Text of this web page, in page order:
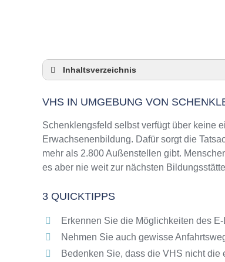
Inhaltsverzeichnis
3 Quicktipps
Checkliste: VHS-Kurse rund um
Keine VHS in Schenklengsfeld
Online-Kurse: Pro und Contra
Online-Kurse als alternative
Das bundesweite Netzwerk der
Abendschulen rund um
Checkliste: So erkennen Sie gute
VHS IN UMGEBUNG VON
Schenklengsfeld selbst verfügt über keine
Erwachsenenbildung. Dafür sorgt die
mehr als 2.800 Außenstellen gibt.
es aber nie weit zur nächsten
3 QUICKTIPPS
Erkennen Sie die Möglichkeiten des
Nehmen Sie auch gewisse
Bedenken Sie, dass die VHS nicht